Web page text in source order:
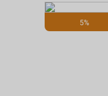
5%